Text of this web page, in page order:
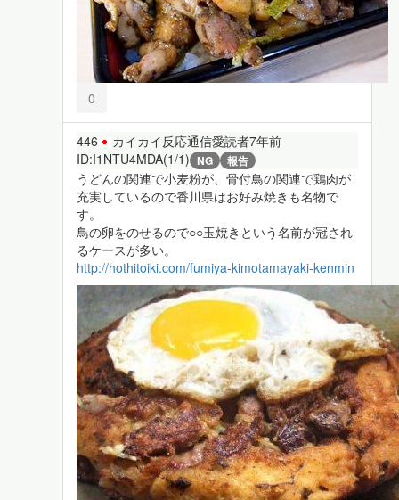
0
446 カイカイ反応通信愛読者7年前
ID:I1NTU4MDA(1/1) NG 報告
うどんの関連で小麦粉が、骨付鳥の関連で鶏肉が
充実しているので香川県はお好み焼きも名物で
す。
鳥の卵をのせるので○○玉焼きという名前が冠され
るケースが多い。
http://hothitoiki.com/fumiya-kimotamayaki-kenmin